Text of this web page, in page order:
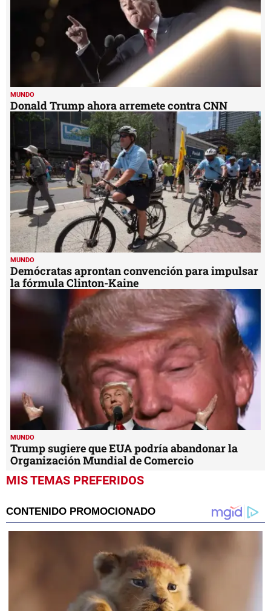
MUNDO
Donald Trump ahora arremete contra CNN
MUNDO
Demócratas aprontan convención para impulsar
la fórmula Clinton-Kaine
MUNDO
Trump sugiere que EUA podría abandonar la
Organización Mundial de Comercio
MIS TEMAS PREFERIDOS